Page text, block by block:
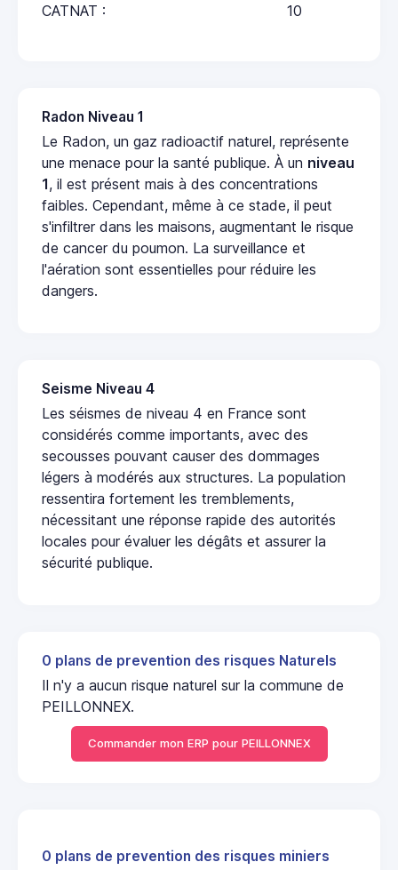
CATNAT : 10
Radon Niveau 1
Le Radon, un gaz radioactif naturel, représente
une menace pour la santé publique. À un niveau
1, il est présent mais à des concentrations
faibles. Cependant, même à ce stade, il peut
s'infiltrer dans les maisons, augmentant le risque
de cancer du poumon. La surveillance et
l'aération sont essentielles pour réduire les
dangers.
Seisme Niveau 4
Les séismes de niveau 4 en France sont
considérés comme importants, avec des
secousses pouvant causer des dommages
légers à modérés aux structures. La population
ressentira fortement les tremblements,
nécessitant une réponse rapide des autorités
locales pour évaluer les dégâts et assurer la
sécurité publique.
0 plans de prevention des risques Naturels
Il n'y a aucun risque naturel sur la commune de
PEILLONNEX.
Commander mon ERP pour PEILLONNEX
0 plans de prevention des risques miniers